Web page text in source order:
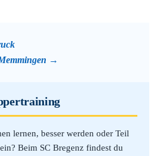
lernen, besser werden oder Teil
Beim SC Bregenz findest du